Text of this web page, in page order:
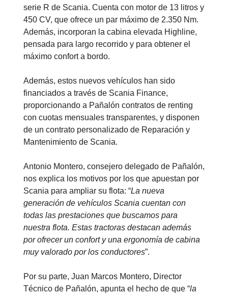
serie R de Scania. Cuenta con motor de 13 litros y
450 CV, que ofrece un par máximo de 2.350 Nm.
Además, incorporan la cabina elevada Highline,
pensada para largo recorrido y para obtener el
máximo confort a bordo.
Además, estos nuevos vehículos han sido
financiados a través de Scania Finance,
proporcionando a Pañalón contratos de renting
con cuotas mensuales transparentes, y disponen
de un contrato personalizado de Reparación y
Mantenimiento de Scania.
Antonio Montero, consejero delegado de Pañalón,
nos explica los motivos por los que apuestan por
Scania para ampliar su flota: “La nueva
generación de vehículos Scania cuentan con
todas las prestaciones que buscamos para
nuestra flota. Estas tractoras destacan además
por ofrecer un confort y una ergonomía de cabina
muy valorado por los conductores”.
Por su parte, Juan Marcos Montero, Director
Técnico de Pañalón, apunta el hecho de que “la